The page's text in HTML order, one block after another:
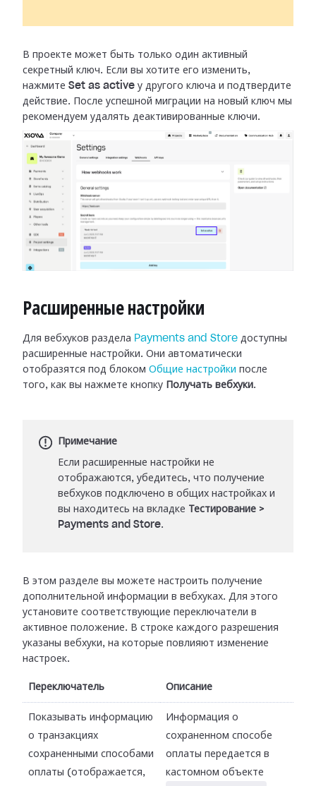
В проекте может быть только один активный
секретный ключ. Если вы хотите его изменить,
нажмите Set as active у другого ключа и подтвердите
действие.
После успешной миграции на новый ключ мы
рекомендуем удалять деактивированные ключи.
Расширенные настройки
Для вебхуков раздела Payments and Store доступны
расширенные настройки. Они автоматически
отобразятся под блоком Общие настройки после
того, как вы нажмете кнопку
Получать вебхуки.
Примечание
Если расширенные настройки не
отображаются, убедитесь, что получение
вебхуков подключено в общих настройках и
вы находитесь на вкладке
Тестирование >
Payments and Store.
В этом разделе вы можете настроить получение
дополнительной информации в вебхуках. Для этого
установите соответствующие переключатели в
активное положение. В строке каждого разрешения
указаны вебхуки, на которые повлияют изменение
настроек.
Переключатель Описание
Показывать информацию
о транзакциях
сохраненными способами
оплаты (отображается,
Информация о
сохраненном способе
оплаты передается в
кастомном объекте